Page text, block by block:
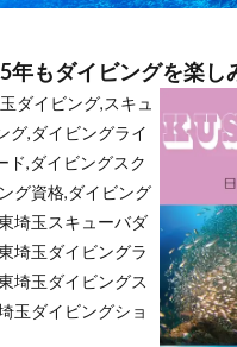
年もダイビングを楽し